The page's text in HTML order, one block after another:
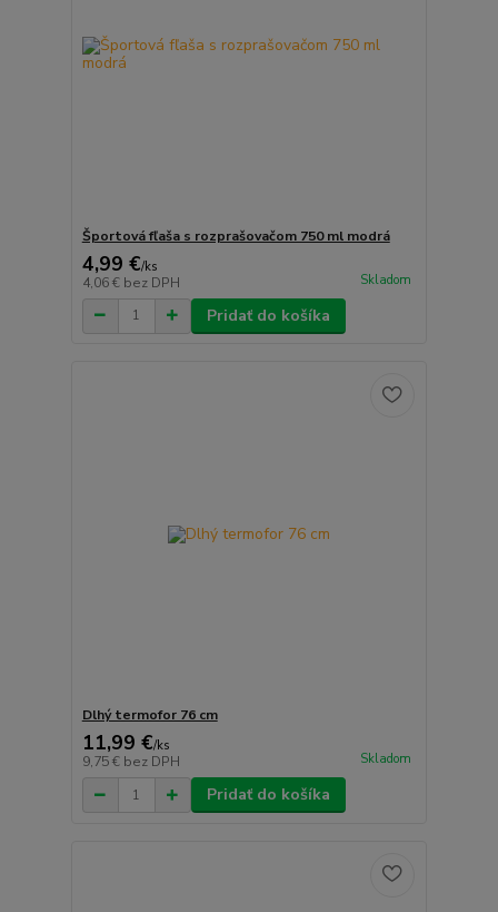
Športová fľaša s rozprašovačom 750 ml modrá
4,99 €/ks
4,06 € bez DPH Skladom
Pridať do košíka
Dlhý termofor 76 cm
11,99 €/ks
9,75 € bez DPH Skladom
Pridať do košíka